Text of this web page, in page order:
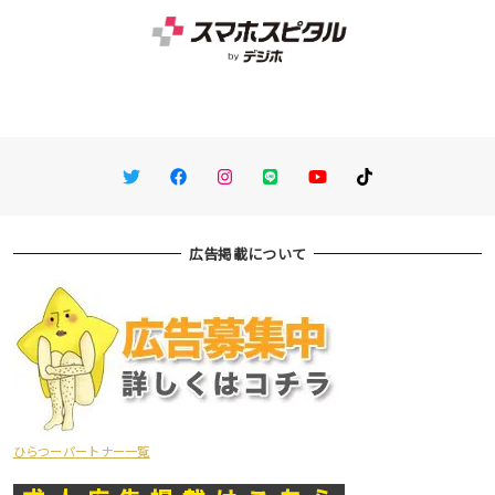
TwitterFacebookInstagram
LINE You TubeTikTok
広告掲載について
ひらつーパートナー一覧